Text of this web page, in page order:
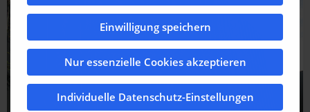
Einwilligung speichern
Nur essenzielle Cookies akzeptieren
Individuelle Datenschutz-Einstellungen